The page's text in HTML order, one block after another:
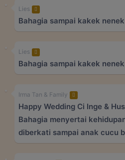
Lies
Bahagia sampai kakek nenek
Lies
Bahagia sampai kakek nenek
Irma Tan & Family
Happy Wedding Ci Inge &
Bahagia menyertai
diberkati sampai anak cucu